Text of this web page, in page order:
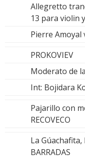
Allegretto
13 para violin
Pierre Amoyal
PROKOVIEV
Moderato de
Int: Bojidara
Pajarillo con
RECOVECO
La Gúachafita,
BARRADAS